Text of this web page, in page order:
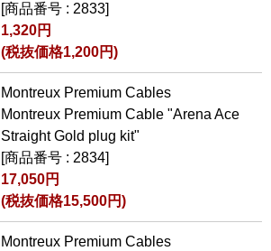
[商品番号 : 2833]
1,320円
(税抜価格1,200円)
Montreux Premium Cables
Montreux Premium Cable "Arena Ace
Straight Gold plug kit"
[商品番号 : 2834]
17,050円
(税抜価格15,500円)
Montreux Premium Cables